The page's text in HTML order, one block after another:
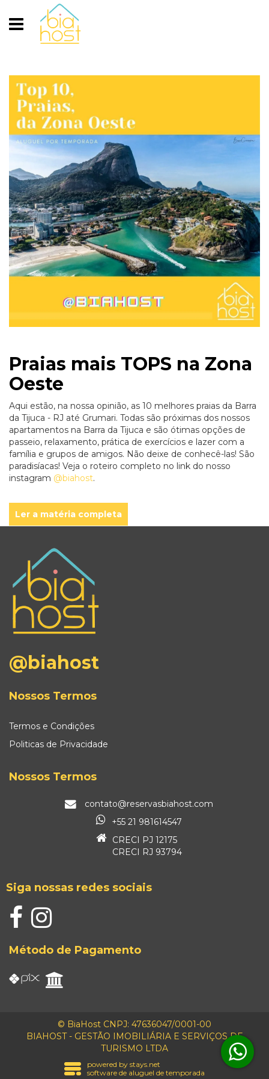
Praias mais TOPS na Zona
Oeste
Aqui estão, na nossa opinião, as 10 melhores praias da Barra
da Tijuca - RJ até Grumari. Todas são próximas dos nossos
apartamentos na Barra da Tijuca e são ótimas opções de
passeio, relaxamento, prática de exercícios e lazer com a
família e grupos de amigos. Não deixe de conhecê-las! São
paradisíacas! Veja o roteiro completo no link do nosso
instagram @biahost.
Ler a matéria completa
@biahost
Nossos Termos
Termos e Condições
Politicas de Privacidade
Nossos Termos
contato@reservasbiahost.com
+55 21 981614547
CRECI PJ 12175
CRECI RJ 93794
Siga nossas redes sociais
Método de Pagamento
© BiaHost CNPJ: 47636047/0001-00
BIAHOST - GESTÃO IMOBILIÁRIA E SERVIÇOS DE
TURISMO LTDA
powered by stays.net
software de aluguel de temporada